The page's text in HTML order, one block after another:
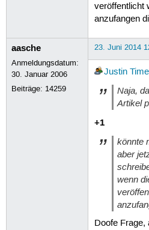
veröffentlicht
anzufangen
aasche
Anmeldungsdatum:
30. Januar 2006
Beiträge: 14259
23. Juni 2014
Justin Time
Naja,
Artikel
+1
könnte
aber
wenn
Doofe Frage,